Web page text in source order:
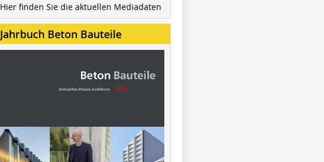
Hier finden Sie die aktuellen Mediadaten
Jahrbuch Beton Bauteile